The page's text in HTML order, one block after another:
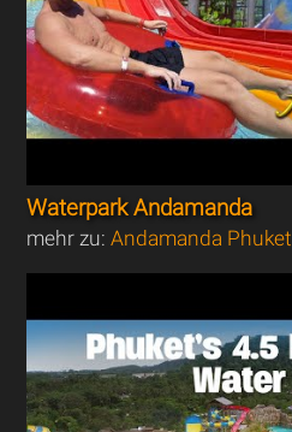
Waterpark Andamanda
mehr zu:Andamanda Phuket